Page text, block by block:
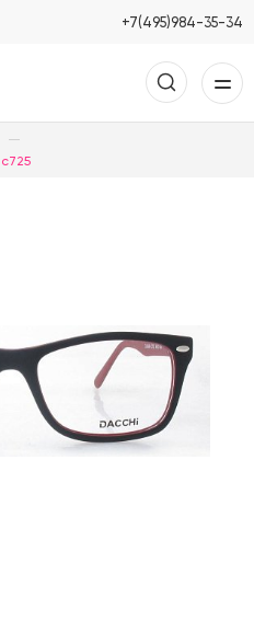
+7(495)984-35-34